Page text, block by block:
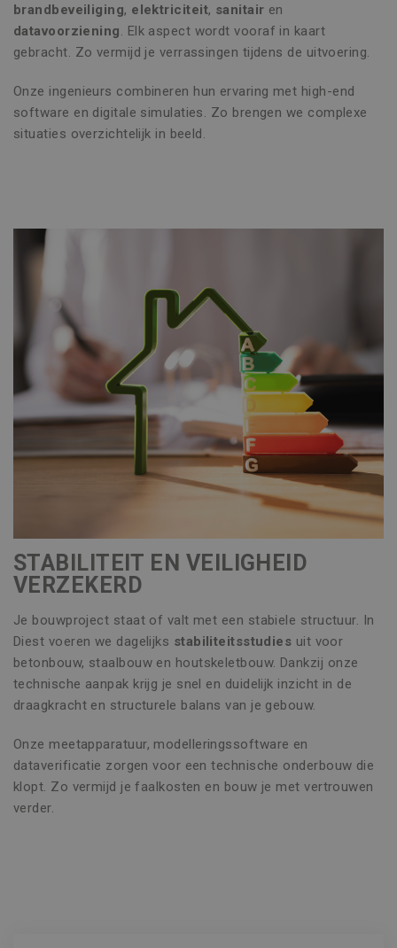
brandbeveiliging, elektriciteit, sanitair en
datavoorziening. Elk aspect wordt vooraf in kaart
gebracht. Zo vermijd je verrassingen tijdens de uitvoering.
Onze ingenieurs combineren hun ervaring met high-end
software en digitale simulaties. Zo brengen we complexe
situaties overzichtelijk in beeld.
STABILITEIT EN VEILIGHEID
VERZEKERD
Je bouwproject staat of valt met een stabiele structuur. In
Diest voeren we dagelijks stabiliteitsstudies uit voor
betonbouw, staalbouw en houtskeletbouw. Dankzij onze
technische aanpak krijg je snel en duidelijk inzicht in de
draagkracht en structurele balans van je gebouw.
Onze meetapparatuur, modelleringssoftware en
dataverificatie zorgen voor een technische onderbouw die
klopt. Zo vermijd je faalkosten en bouw je met vertrouwen
verder.